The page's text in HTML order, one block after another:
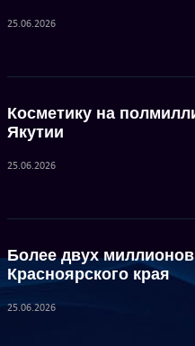
25.06.2026
Косметику на
Якутии
25.06.2026
Более двух
Красноярского края
25.06.2026